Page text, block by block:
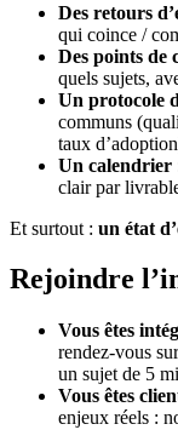
Des retours
qui coince /
Des points de
quels sujets,
Un protocole
communs
taux
Un calendrier
clair par
Et surtout : un état
Rejoindre
Vous êtes
rendez‑vous
un sujet de 5
Vous êtes
enjeux réels :